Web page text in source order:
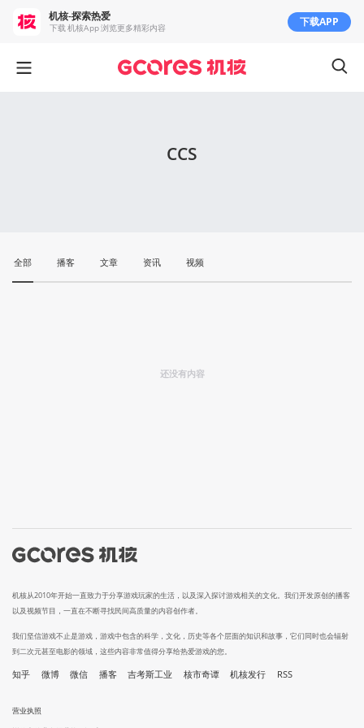
CCS
全部 播客 文章 资讯 视频
还没有内容
机核从2010年开始一直致力于分享游戏玩家的生活，以及深入探讨游戏相关的文化。我们开发原创的播客
以及视频节目，一直在不断寻找民间高质量的内容创作者。
我们坚信游戏不止是游戏，游戏中包含的科学，文化，历史等各个层面的知识和故事，它们同时也会辐射
到二次元甚至电影的领域，这些内容非常值得分享给热爱游戏的您。
知乎 微博 微信 播客 吉考斯工业 核市奇谭 机核发行 RSS
营业执照
机核-探索热爱
下载 机核App 浏览更多精彩内容 下载APP